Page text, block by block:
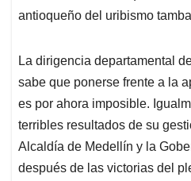
antioqueño del uribismo
La dirigencia departamental
sabe que ponerse frente a la
es por ahora imposible.
terribles resultados de su
Alcaldía de Medellín y la
después de las victorias del